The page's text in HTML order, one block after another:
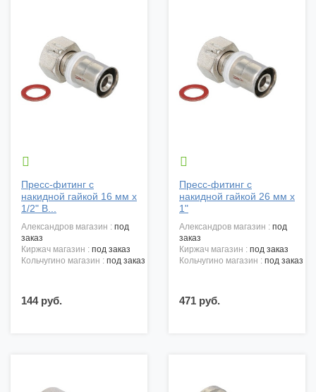

Пресс-фитинг с
накидной гайкой 16 мм х
1/2" В...
александров магазин : под
заказ
киржач магазин : под заказ
кольчугино магазин : под заказ
144 руб.

Пресс-фитинг с
накидной гайкой 26 мм х
1"
александров магазин : под
заказ
киржач магазин : под заказ
кольчугино магазин : под заказ
471 руб.